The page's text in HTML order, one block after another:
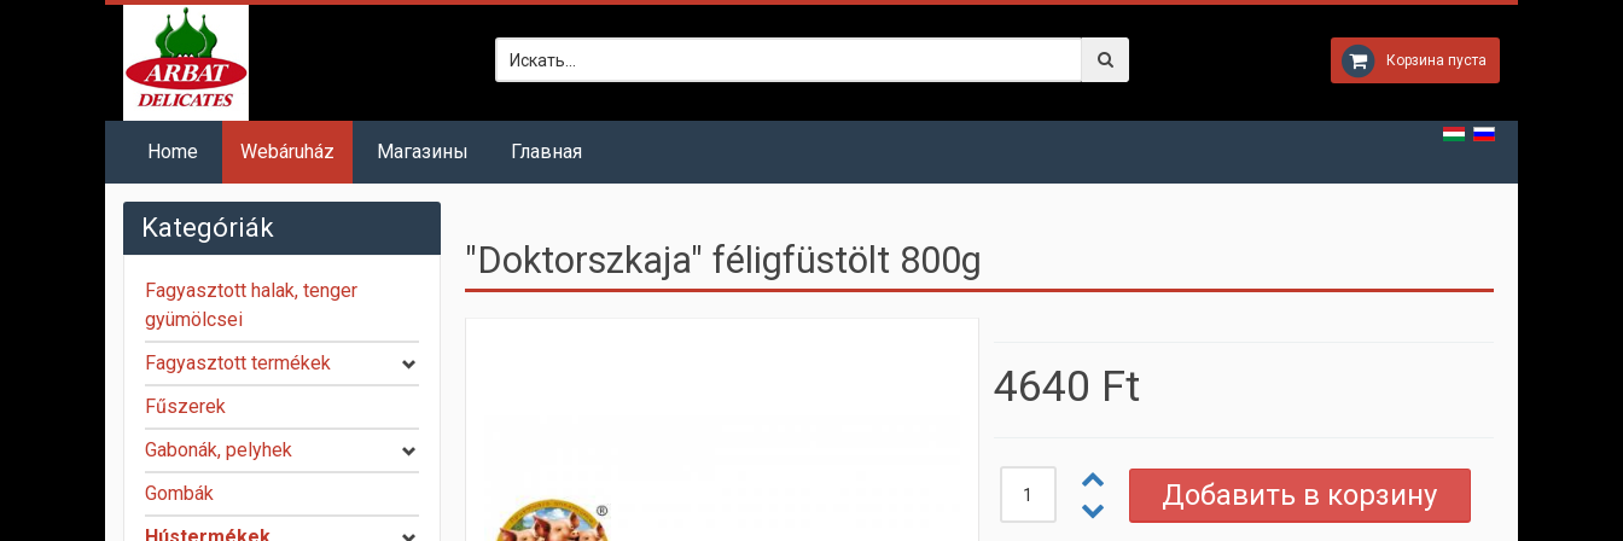
Корзина пуста
Home Webáruház Mагазины Главная
"Doktorszkaja" féligfüstölt 800g
4640 Ft
Kategóriák
Fagyasztott halak, tenger
gyümölcsei
Fagyasztott termékek
Fűszerek
Gabonák, pelyhek
Gombák